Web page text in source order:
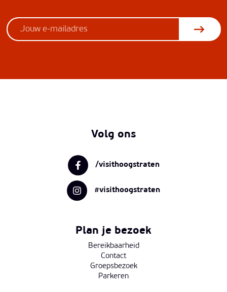
Volg ons
/visithoogstraten
#visithoogstraten
Plan je bezoek
Bereikbaarheid
Contact
Groepsbezoek
Parkeren